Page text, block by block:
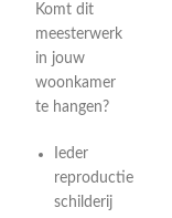
Komt dit
meesterwerk
in jouw
woonkamer
te hangen?
Ieder
reproductie
schilderij